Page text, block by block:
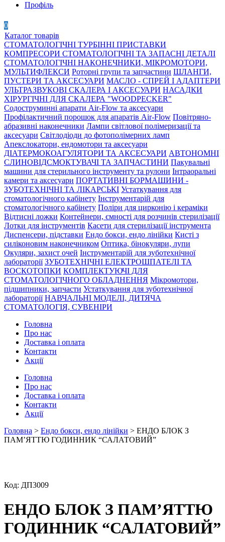
Профіль
0
Каталог товарів
СТОМАТОЛОГІЧНІ ТУРБІННІ ПРИСТАВКИ
КОМПРЕСОРИ СТОМАТОЛОГІЧНІ ТА ЗАПАСНІ ДЕТАЛІ
СТОМАТОЛОГІЧНІ НАКОНЕЧНИКИ, МІКРОМОТОРИ,
МУЛЬТИФЛЕКСИ Роторні групи та запчастини ШЛАНГИ,
ПУСТЕРИ ТА АКСЕСУАРИ МАСЛО - СПРЕЙ І АДАПТЕРИ
УЛЬТРАЗВУКОВІ СКАЛЕРА І АКСЕСУАРИ НАСАДКИ
ХІРУРГІЧНІ ДЛЯ СКАЛЕРА "WOODPECKER"
Содоструминні апарати Air-Flow та аксесуари
Профілактичний порошок для апаратів Air-Flow Повітряно-
абразивні наконечники Лампи світлової полімеризації та
аксесуари Світлодіоди до фотополімерних ламп
Апекслокатори, ендомотори та аксесуари
ДІАТЕРМОКОАГУЛЯТОРИ ТА АКСЕСУАРИ АВТОНОМНІ
СЛИНОВІДСМОКТУВАЧІ ТА ЗАПЧАСТИНИ Пакувальні
машини для стерильного інструменту та рулони Інтраоральні
камери та аксесуари ПОРТАТИВНІ БОРМАШИНИ -
ЗУБОТЕХНІЧНІ ТА ЛІКАРСЬКІ Устаткування для
стоматологічного кабінету Інструментарій для
стоматологічного кабінету Поліри для цирконію і кераміки
Відтисні ложки Контейнери, ємності для розчинів стерилізації
Лотки для інструментів Касети для стерилізації інструмента
Диспенсери, підставки Ендо бокси, ендо лінійки Кисті з
силіконовим наконечником Оптика, бінокуляри, лупи
Окуляри, захист очей Інструментарій для зуботехнічної
лабораторії ЗУБОТЕХНІЧНІ ЕЛЕКТРОШПАТЕЛІ ТА
ВОСКОТОПКИ КОМПЛЕКТУЮЧІ ДЛЯ
СТОМАТОЛОГІЧНОГО ОБЛАДНЕННЯ Мікромотори,
підшипники, запчасти Устаткування для зуботехнічної
лабораторії НАВЧАЛЬНІ МОДЕЛІ, ДИТЯЧА
СТОМАТОЛОГІЯ, СУВЕНІРИ
Головна
Про нас
Доставка і оплата
Контакти
Акції
Головна
Про нас
Доставка і оплата
Контакти
Акції
Головна > Ендо бокси, ендо лінійки > ЕНДО БЛОК З
ПАМ’ЯТТЮ ГОДИННИК “САЛАТОВИЙ”
Код: ДП3009
ЕНДО БЛОК З ПАМ’ЯТТЮ
ГОДИННИК “САЛАТОВИЙ”